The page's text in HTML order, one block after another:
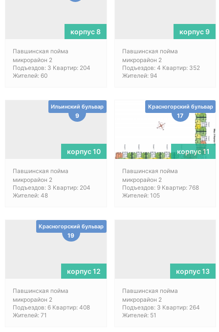
корпус 8
Павшинская пойма
микрорайон 2
Подъездов: 3 Квартир: 204
Жителей: 60
корпус 9
Павшинская пойма
микрорайон 2
Подъездов: 4 Квартир: 352
Жителей: 94
Ильинский бульвар
9
корпус 10
Павшинская пойма
микрорайон 2
Подъездов: 3 Квартир: 204
Жителей: 48
Красногорский бульвар
17
корпус 11
Павшинская пойма
микрорайон 2
Подъездов: 9 Квартир: 768
Жителей: 105
Красногорский бульвар
19
корпус 12
Павшинская пойма
микрорайон 2
Подъездов: 6 Квартир: 408
Жителей: 71
корпус 13
Павшинская пойма
микрорайон 2
Подъездов: 3 Квартир: 264
Жителей: 51